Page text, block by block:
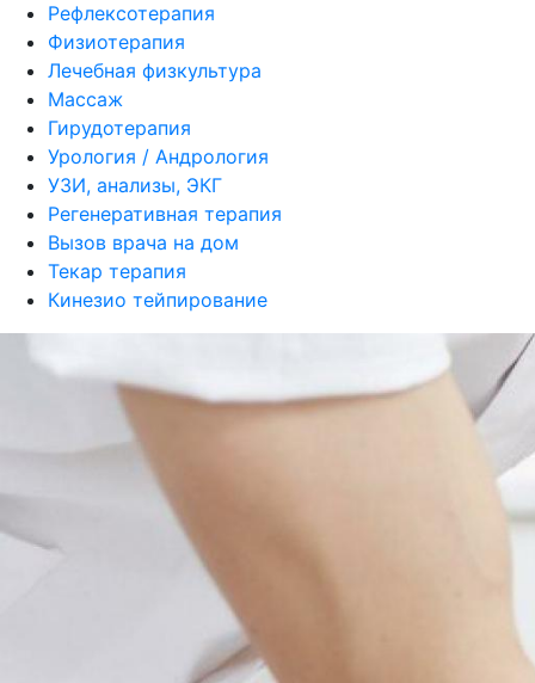
Рефлексотерапия
Физиотерапия
Лечебная физкультура
Массаж
Гирудотерапия
Урология / Андрология
УЗИ, анализы, ЭКГ
Регенеративная терапия
Вызов врача на дом
Текар терапия
Кинезио тейпирование